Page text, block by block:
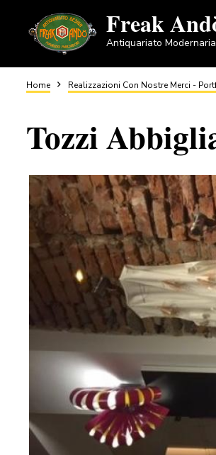
contenuto
principale
Freak
Antiquariato
Briciole
di
pane
Home Realizzazioni Con Nostre Merci -
Tozzi